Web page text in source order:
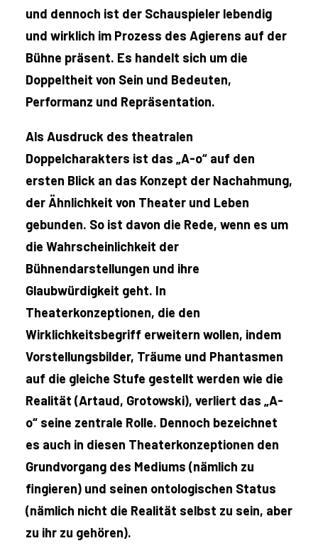
und dennoch ist der Schauspieler lebendig
und wirklich im Prozess des Agierens auf der
Bühne präsent. Es handelt sich um die
Doppeltheit von Sein und Bedeuten,
Performanz und Repräsentation.
Als Ausdruck des theatralen
Doppelcharakters ist das „A-o“ auf den
ersten Blick an das Konzept der Nachahmung,
der Ähnlichkeit von Theater und Leben
gebunden. So ist davon die Rede, wenn es um
die Wahrscheinlichkeit der
Bühnendarstellungen und ihre
Glaubwürdigkeit geht. In
Theaterkonzeptionen, die den
Wirklichkeitsbegriff erweitern wollen, indem
Vorstellungsbilder, Träume und Phantasmen
auf die gleiche Stufe gestellt werden wie die
Realität (Artaud, Grotowski), verliert das „A-
o“ seine zentrale Rolle. Dennoch bezeichnet
es auch in diesen Theaterkonzeptionen den
Grundvorgang des Mediums (nämlich zu
fingieren) und seinen ontologischen Status
(nämlich nicht die Realität selbst zu sein, aber
zu ihr zu gehören).